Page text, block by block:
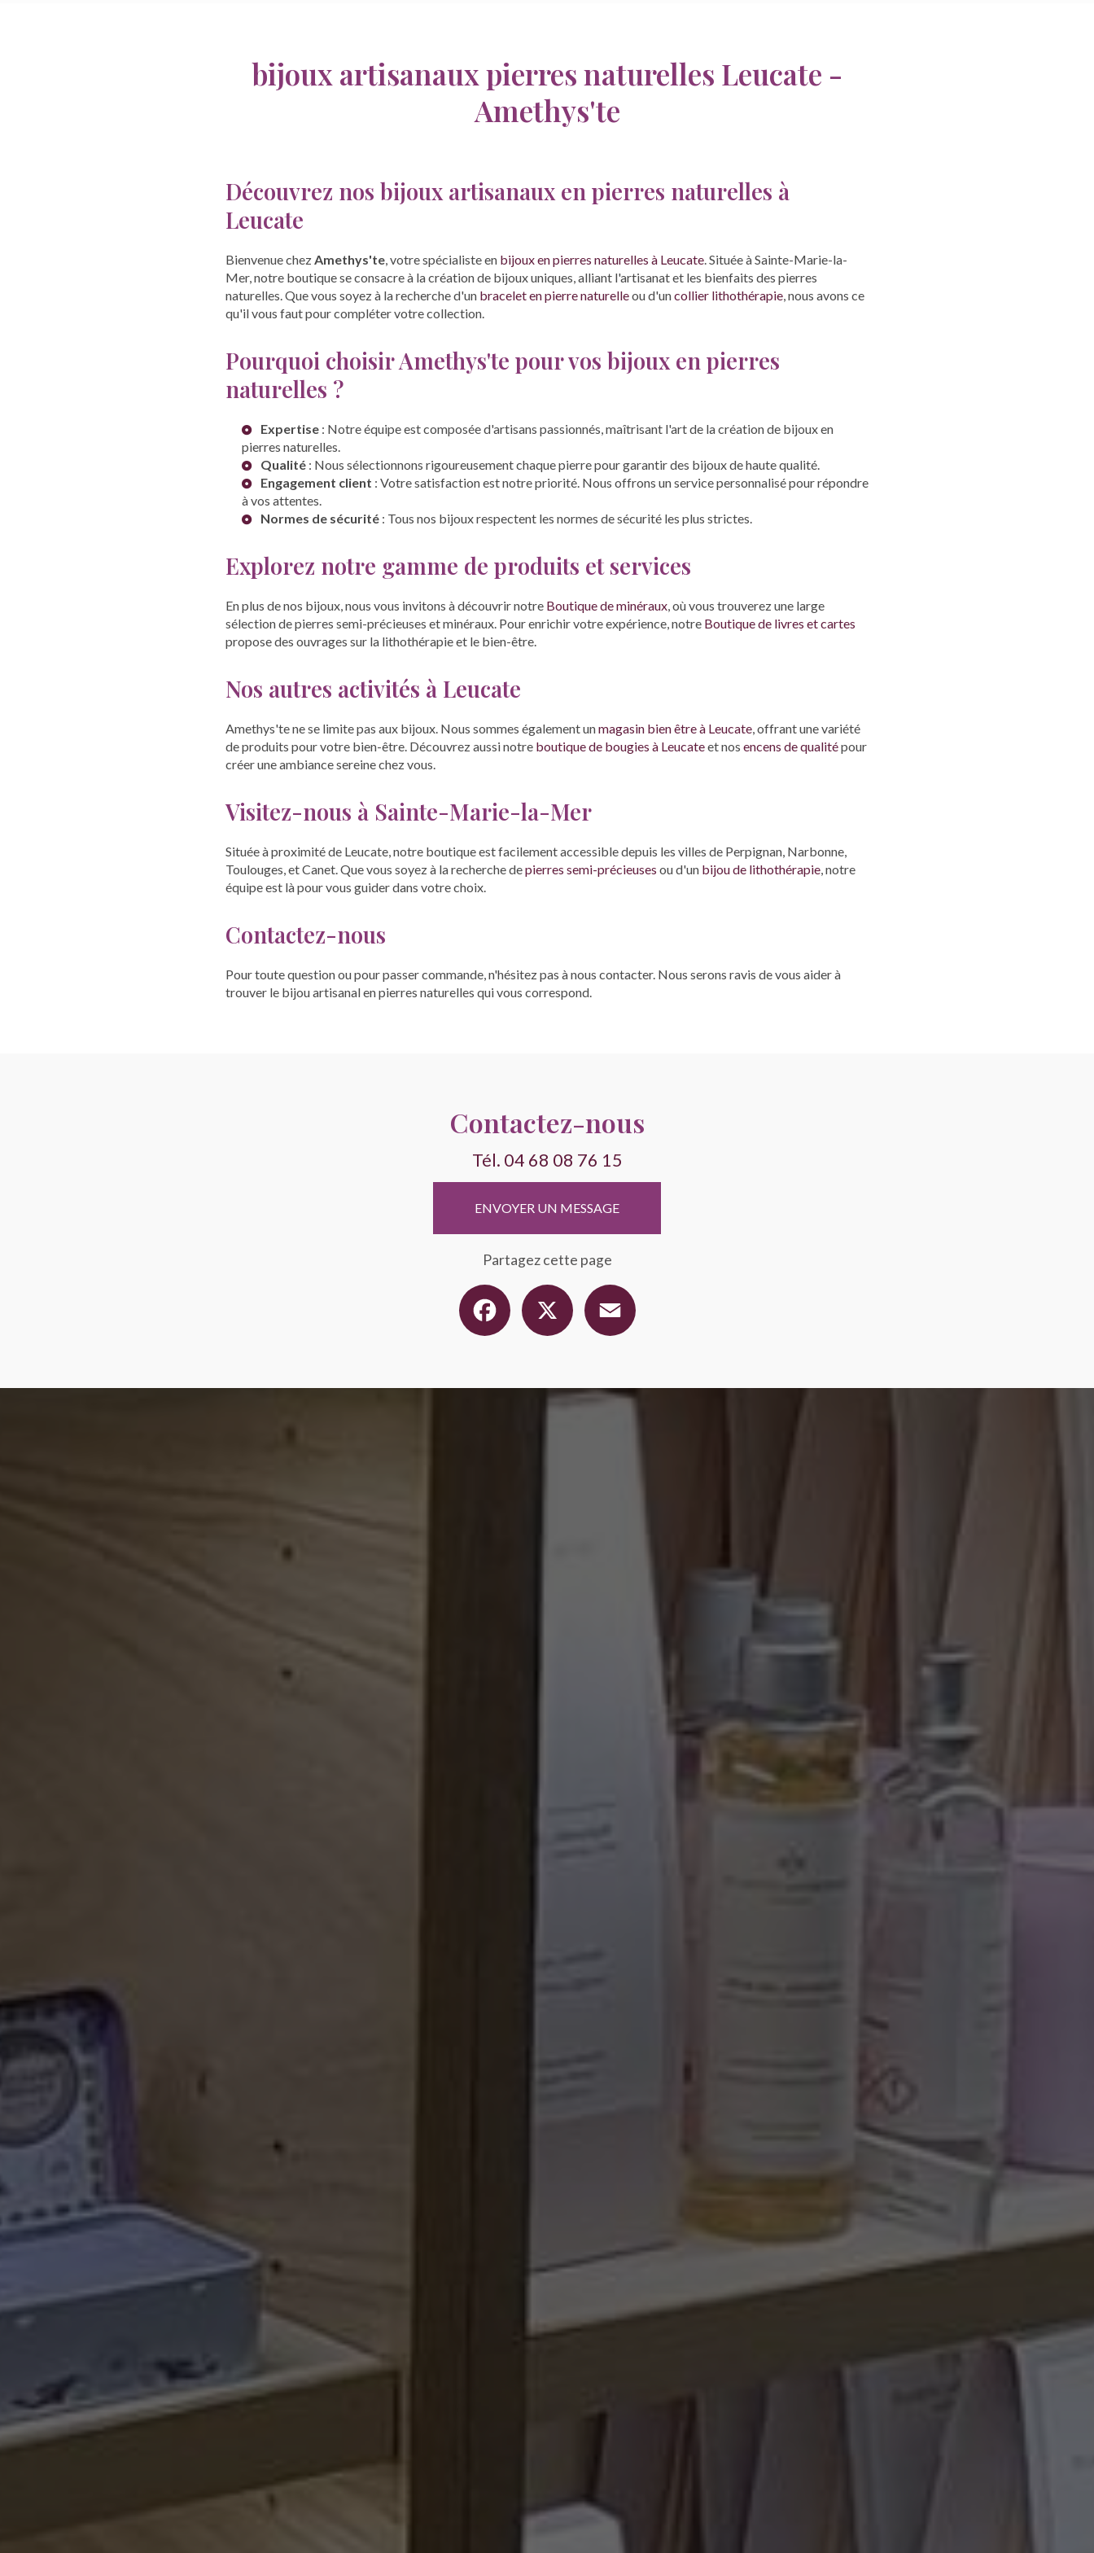
bijoux artisanaux pierres naturelles Leucate -
Amethys'te
Découvrez nos bijoux artisanaux en pierres naturelles à
Leucate
Bienvenue chezAmethys'te, votre spécialiste en bijoux en pierres naturelles à Leucate. Située à Sainte-Marie-la-
Mer, notre boutique se consacre à la création de bijoux uniques, alliant l'artisanat et les bienfaits des pierres
naturelles. Que vous soyez à la recherche d'un bracelet en pierre naturelleou d'uncollier lithothérapie, nous avons ce
qu'il vous faut pour compléter votre collection.
Pourquoi choisir Amethys'te pour vos bijoux en pierres
naturelles ?
Expertise : Notre équipe est composée d'artisans passionnés, maîtrisant l'art de la création de bijoux en
pierres naturelles.
Qualité : Nous sélectionnons rigoureusement chaque pierre pour garantir des bijoux de haute qualité.
Engagement client : Votre satisfaction est notre priorité. Nous offrons un service personnalisé pour répondre
à vos attentes.
Normes de sécurité : Tous nos bijoux respectent les normes de sécurité les plus strictes.
Explorez notre gamme de produits et services
En plus de nos bijoux, nous vous invitons à découvrir notre Boutique de minéraux, où vous trouverez une large
sélection de pierres semi-précieuses et minéraux. Pour enrichir votre expérience, notre Boutique de livres et cartes
propose des ouvrages sur la lithothérapie et le bien-être.
Nos autres activités à Leucate
Amethys'te ne se limite pas aux bijoux. Nous sommes également unmagasin bien être à Leucate, offrant une variété
de produits pour votre bien-être. Découvrez aussi notre boutique de bougies à Leucateet nos encens de qualitépour
créer une ambiance sereine chez vous.
Visitez-nous à Sainte-Marie-la-Mer
Située à proximité de Leucate, notre boutique est facilement accessible depuis les villes de Perpignan, Narbonne,
Toulouges, et Canet. Que vous soyez à la recherche depierres semi-précieuses ou d'un bijou de lithothérapie, notre
équipe est là pour vous guider dans votre choix.
Contactez-nous
Pour toute question ou pour passer commande, n'hésitez pas à nous contacter. Nous serons ravis de vous aider à
trouver le bijou artisanal en pierres naturelles qui vous correspond.
Contactez-nous
Tél. 04 68 08 76 15
ENVOYER UN MESSAGE
Partagez cette page
Facebook